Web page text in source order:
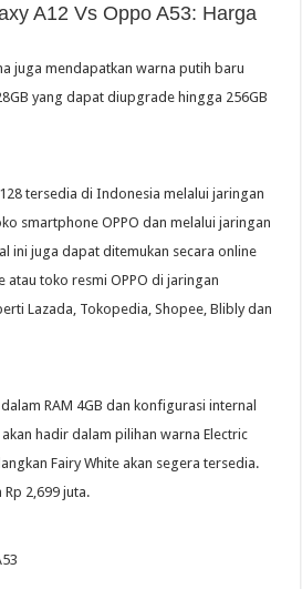
A12 Vs Oppo A53: Harga
juga mendapatkan warna putih baru
yang dapat diupgrade hingga 256GB
tersedia di Indonesia melalui jaringan
smartphone OPPO dan melalui jaringan
ini juga dapat ditemukan secara online
atau toko resmi OPPO di jaringan
Lazada, Tokopedia, Shopee, Blibly dan
RAM 4GB dan konfigurasi internal
hadir dalam pilihan warna Electric
Fairy White akan segera tersedia.
2,699 juta.